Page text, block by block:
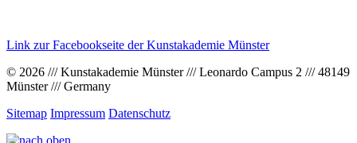
Link zur Facebookseite der Kunstakademie Münster
© 2026 /// Kunstakademie Münster /// Leonardo Campus 2 /// 48149
Münster /// Germany
Sitemap Impressum Datenschutz